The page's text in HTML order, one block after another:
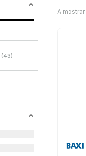
(43)
A mostrar